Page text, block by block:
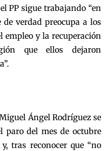
PP sigue trabajando “en
verdad preocupa a los
empleo y la recuperación
que ellos dejaron
Ángel Rodríguez se
paro del mes de octubre
tras reconocer que “no